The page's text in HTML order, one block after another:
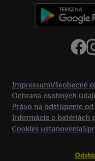
ImpressumVšeobecné
Ochrana osobných
Právo na odstúpenie
Informácie o batériách
Cookies ustanovenia